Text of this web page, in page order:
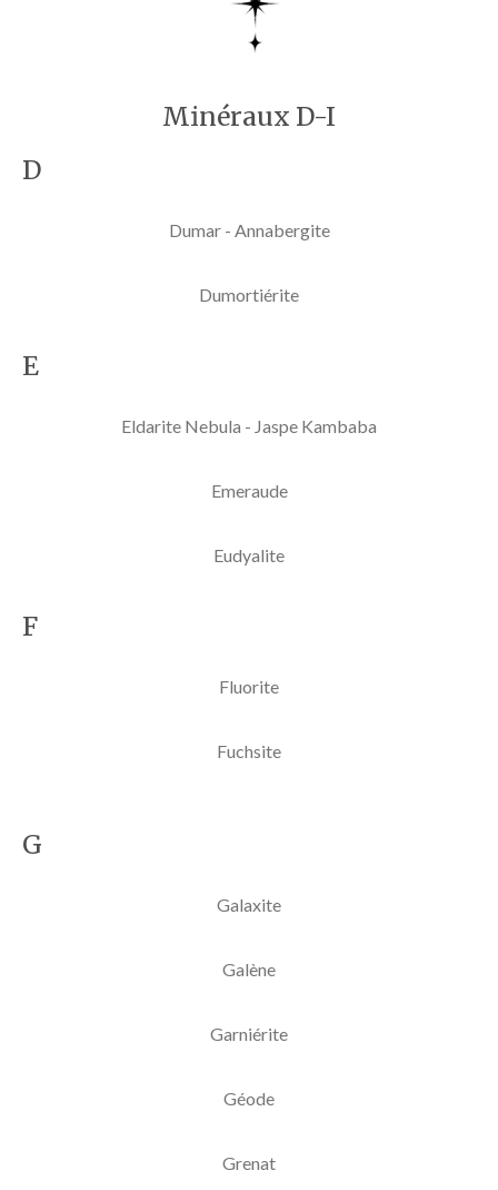
Minéraux D-I
D
Dumar - Annabergite
Dumortiérite
E
Eldarite Nebula - Jaspe Kambaba
Emeraude
Eudyalite
F
Fluorite
Fuchsite
G
Galaxite
Galène
Garniérite
Géode
Grenat